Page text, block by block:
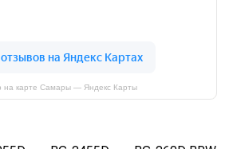
на карте Самары — Яндекс Карты